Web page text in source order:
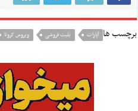
برچسب ها آپارات بلیت فروشی ویروس کرونا